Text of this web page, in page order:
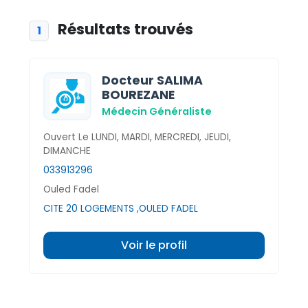
1 Résultats trouvés
Docteur SALIMA
BOUREZANE
Médecin Généraliste
Ouvert Le LUNDI, MARDI, MERCREDI, JEUDI,
DIMANCHE
033913296
Ouled Fadel
CITE 20 LOGEMENTS ,OULED FADEL
Voir le profil